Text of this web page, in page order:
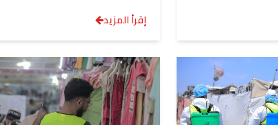
إقرأ المزيد